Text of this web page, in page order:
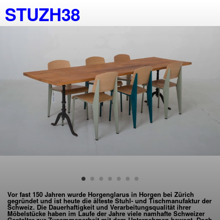
STUZH38
Vor fast 150 Jahren wurde Horgenglarus in Horgen bei Zürich
gegründet und ist heute die älteste Stuhl- und Tischmanufaktur der
Schweiz. Die Dauerhaftigkeit und Verarbeitungsqualität ihrer
Möbelstücke haben im Laufe der Jahre viele namhafte Schweizer